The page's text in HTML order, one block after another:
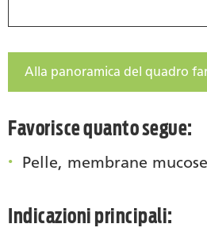
Alla panoramica del quadro
Favorisce quanto segue:
Pelle, membrane
Indicazioni principali: